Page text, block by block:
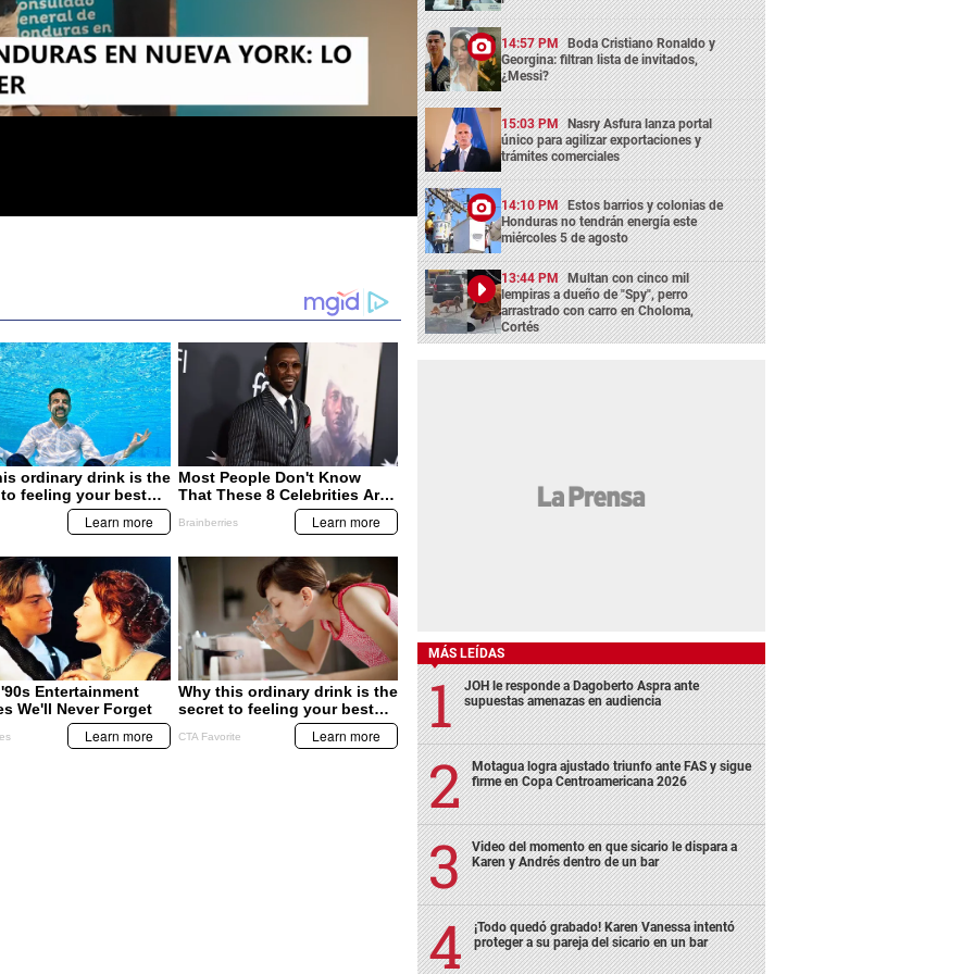
14:57 PM Boda Cristiano Ronaldo y
Georgina: filtran lista de invitados,
¿Messi?
15:03 PM Nasry Asfura lanza portal
único para agilizar exportaciones y
trámites comerciales
14:10 PM Estos barrios y colonias de
Honduras no tendrán energía este
miércoles 5 de agosto
13:44 PM Multan con cinco mil
lempiras a dueño de "Spy", perro
arrastrado con carro en Choloma,
Cortés
MÁS LEÍDAS
JOH le responde a Dagoberto Aspra ante
supuestas amenazas en audiencia
Motagua logra ajustado triunfo ante FAS y sigue
firme en Copa Centroamericana 2026
Video del momento en que sicario le dispara a
Karen y Andrés dentro de un bar
¡Todo quedó grabado! Karen Vanessa intentó
proteger a su pareja del sicario en un bar